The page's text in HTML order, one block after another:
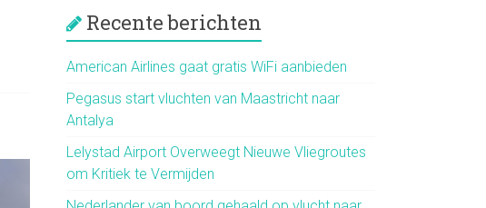
Recente berichten
American Airlines gaat gratis WiFi aanbieden
Pegasus start vluchten van Maastricht naar
Antalya
Lelystad Airport Overweegt Nieuwe Vliegroutes
om Kritiek te Vermijden